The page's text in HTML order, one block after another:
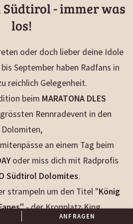
ANFRAGEN
Südtirol - immer was
los!
oder doch lieber deine Idole
September haben Radfans in
reichlich Gelegenheit.
beim MARATONA DLES
Rennradevent in den
Dolomiten,
an einem Tag beim
oder miss dich mit Radprofis
Südtirol Dolomites.
strampeln um den Titel "König
"- der Kronplatz King.